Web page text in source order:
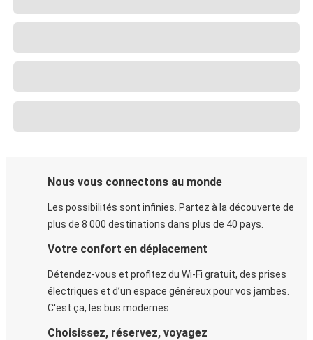
Nous vous connectons au monde
Les possibilités sont infinies. Partez à la découverte de
plus de 8 000 destinations dans plus de 40 pays.
Votre confort en déplacement
Détendez-vous et profitez du Wi-Fi gratuit, des prises
électriques et d’un espace généreux pour vos jambes.
C'est ça, les bus modernes.
Choisissez, réservez, voyagez